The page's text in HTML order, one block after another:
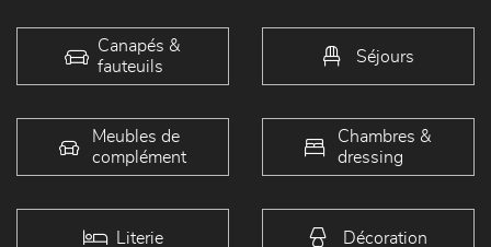
Canapés &
fauteuils
Séjours
Meubles de
complément
Chambres &
dressing
Literie Décoration